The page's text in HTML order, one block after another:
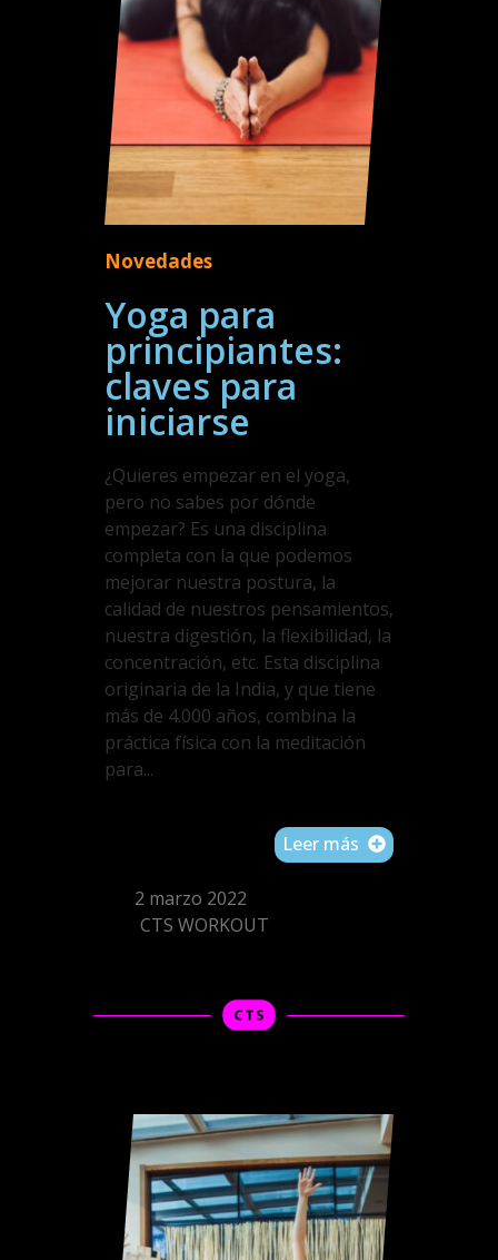
Novedades
Yoga para
principiantes:
claves para
iniciarse
¿Quieres empezar en el yoga,
pero no sabes por dónde
empezar? Es una disciplina
completa con la que podemos
mejorar nuestra postura, la
calidad de nuestros pensamientos,
nuestra digestión, la flexibilidad, la
concentración, etc. Esta disciplina
originaria de la India, y que tiene
más de 4.000 años, combina la
práctica física con la meditación
para...
Leer más
2 marzo 2022
CTS WORKOUT